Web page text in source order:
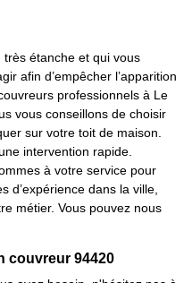
étanche et qui vous
afin d’empêcher l’apparition
professionnels à Le
vous conseillons de choisir
sur votre toit de maison.
intervention rapide.
à votre service pour
d’expérience dans la ville,
métier. Vous pouvez nous
couvreur 94420